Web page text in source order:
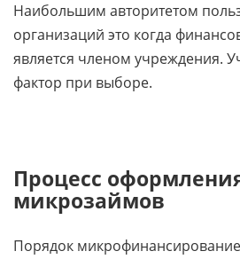
Наибольшим авторитетом
организаций это когда
является членом учреждения.
фактор при выборе.
Процесс
микрозаймов
Порядок